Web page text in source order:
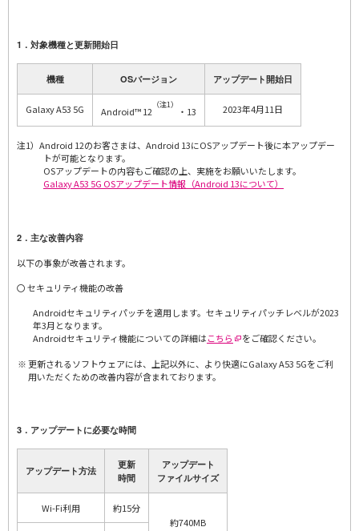
1．対象機種と更新開始日
機種 OSバージョン アップデート開始日
Galaxy A53 5G Android™ 12
（注1）
・13 2023年4月11日
注1）Android 12のお客さまは、Android 13にOSアップデート後に本アップデー
トが可能となります。
OSアップデートの内容もご確認の上、実施をお願いいたします。
Galaxy A53 5G OSアップデート情報（Android 13について）
2．主な改善内容
以下の事象が改善されます。
〇 セキュリティ機能の改善
Androidセキュリティパッチを適用します。セキュリティパッチレベルが2023
年3月となります。
Androidセキュリティ機能についての詳細はこちら
をご確認ください。
更新されるソフトウェアには、上記以外に、より快適にGalaxy A53 5Gをご利
用いただくための改善内容が含まれております。
3．アップデートに必要な時間
アップデート方法
更新
時間
アップデート
ファイルサイズ
Wi-Fi利用
約15分
約740MB